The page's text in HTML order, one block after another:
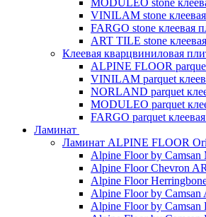
MODULEO stone
VINILAM stone
FARGO stone клеевая
ART TILE stone
Клеевая кварцвиниловая
ALPINE FLOOR
VINILAM parquet
NORLAND parquet
MODULEO parquet
FARGO parquet
Ламинат
Ламинат ALPINE FLOOR
Alpine Floor by
Alpine Floor Chevron
Alpine Floor
Alpine Floor by
Alpine Floor by